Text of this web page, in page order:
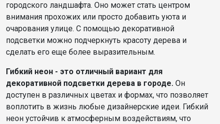
городского ландшафта. Оно может стать центром
внимания прохожих или просто добавить уюта и
очарования улице. С помощью декоративной
подсветки можно подчеркнуть красоту дерева и
сделать его еще более выразительным.
Гибкий неон - это отличный вариант для
декоративной подсветки дерева в городе. Он
доступен в различных цветах и формах, что позволяет
воплотить в жизнь любые дизайнерские идеи. Гибкий
неон устойчив к атмосферным воздействиям, что